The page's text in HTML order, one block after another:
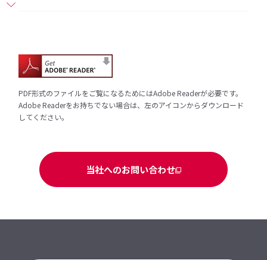
PDF形式のファイルをご覧になるためにはAdobe Readerが必要です。
Adobe Readerをお持ちでない場合は、左のアイコンからダウンロード
してください。
当社へのお問い合わせ